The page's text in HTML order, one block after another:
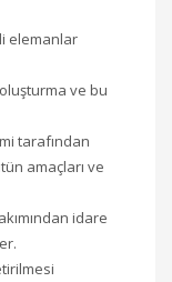
elemanlar
ve bu
tarafından
amaçları ve
idare